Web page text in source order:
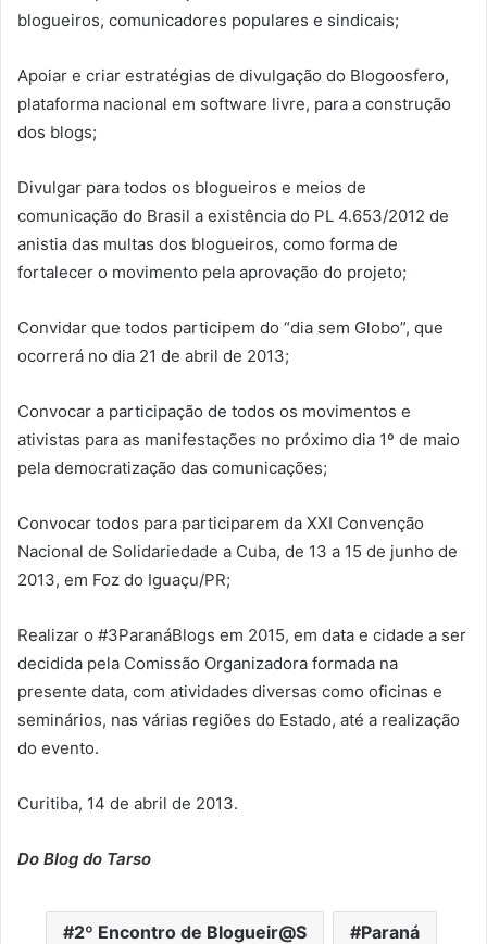
blogueiros, comunicadores populares e sindicais;
Apoiar e criar estratégias de divulgação do Blogoosfero,
plataforma nacional em software livre, para a construção
dos blogs;
Divulgar para todos os blogueiros e meios de
comunicação do Brasil a existência do PL 4.653/2012 de
anistia das multas dos blogueiros, como forma de
fortalecer o movimento pela aprovação do projeto;
Convidar que todos participem do “dia sem Globo”, que
ocorrerá no dia 21 de abril de 2013;
Convocar a participação de todos os movimentos e
ativistas para as manifestações no próximo dia 1º de maio
pela democratização das comunicações;
Convocar todos para participarem da XXI Convenção
Nacional de Solidariedade a Cuba, de 13 a 15 de junho de
2013, em Foz do Iguaçu/PR;
Realizar o #3ParanáBlogs em 2015, em data e cidade a ser
decidida pela Comissão Organizadora formada na
presente data, com atividades diversas como oficinas e
seminários, nas várias regiões do Estado, até a realização
do evento.
Curitiba, 14 de abril de 2013.
Do Blog do Tarso
2º Encontro de Blogueir@S Paraná